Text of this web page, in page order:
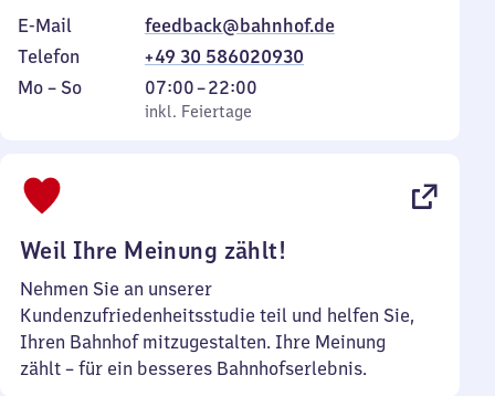
E-Mail
feedback@bahnhof.de
Telefon
+49 30 586020930
Montag
Mo – So,
inkl. Feiertage
07:00–22:00
Von
7
inkl. Feiertage
Weil Ihre Meinung zählt!
Nehmen Sie an unserer
Kundenzufriedenheitsstudie teil und helfen Sie,
Ihren Bahnhof mitzugestalten. Ihre Meinung
zählt – für ein besseres Bahnhofserlebnis.